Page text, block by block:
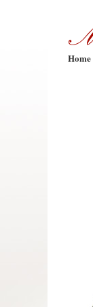
Home